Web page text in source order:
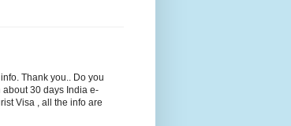
Thank you.. Do you
30 days India e-
Visa , all the info are